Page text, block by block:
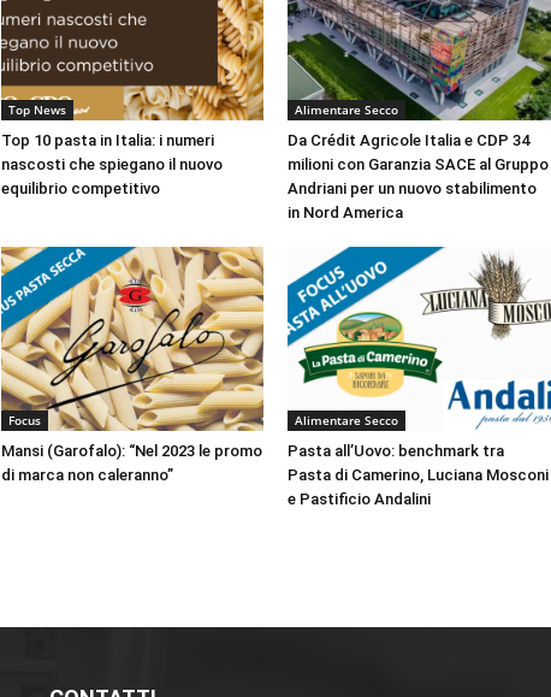
Top News
Top 10 pasta in Italia: i numeri
nascosti che spiegano il nuovo
equilibrio competitivo
Alimentare Secco
Da Crédit Agricole Italia e CDP 34
milioni con Garanzia SACE al Gruppo
Andriani per un nuovo stabilimento
in Nord America
Focus
Mansi (Garofalo): “Nel 2023 le promo
di marca non caleranno”
Alimentare Secco
Pasta all’Uovo: benchmark tra
Pasta di Camerino, Luciana Mosconi
e Pastificio Andalini